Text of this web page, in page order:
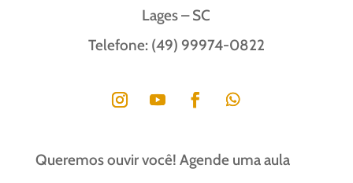
Lages – SC
Telefone: (49) 99974-0822
Queremos ouvir você! Agende uma aula